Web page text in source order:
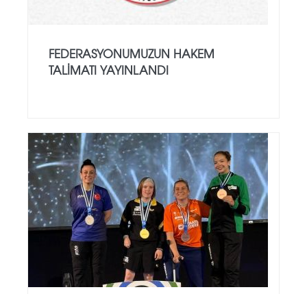
FEDERASYONUMUZUN HAKEM
TALIMATI YAYINLANDI